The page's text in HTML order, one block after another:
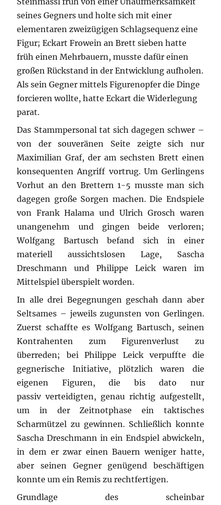
seines Gegners und holte sich mit einer
elementaren zweizügigen Schlagsequenz eine
Figur; Eckart Frowein an Brett sieben hatte
früh einen Mehrbauern, musste dafür einen
großen Rückstand in der Entwicklung aufholen.
Als sein Gegner mittels Figurenopfer die Dinge
forcieren wollte, hatte Eckart die Widerlegung
parat.
Das Stammpersonal tat sich dagegen schwer –
von der souveränen Seite zeigte sich nur
Maximilian Graf, der am sechsten Brett einen
konsequenten Angriff vortrug. Um Gerlingens
Vorhut an den Brettern 1-5 musste man sich
dagegen große Sorgen machen. Die Endspiele
von Frank Halama und Ulrich Grosch waren
unangenehm und gingen beide verloren;
Wolfgang Bartusch befand sich in einer
materiell aussichtslosen Lage, Sascha
Dreschmann und Philippe Leick waren im
Mittelspiel überspielt worden.
In alle drei Begegnungen geschah dann aber
Seltsames – jeweils zugunsten von Gerlingen.
Zuerst schaffte es Wolfgang Bartusch, seinen
Kontrahenten zum Figurenverlust zu
überreden; bei Philippe Leick verpuffte die
gegnerische Initiative, plötzlich waren die
eigenen Figuren, die bis dato nur
passiv verteidigten, genau richtig aufgestellt,
um in der Zeitnotphase ein taktisches
Scharmützel zu gewinnen. Schließlich konnte
Sascha Dreschmann in ein Endspiel abwickeln,
in dem er zwar einen Bauern weniger hatte,
aber seinen Gegner genügend beschäftigen
konnte um ein Remis zu rechtfertigen.
Grundlage des scheinbar